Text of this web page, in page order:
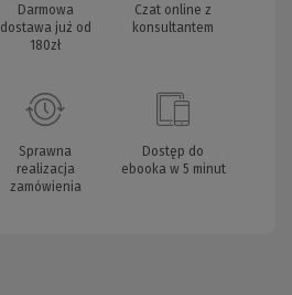
Darmowa
dostawa już od
180zł
Czat online z
konsultantem
Sprawna
realizacja
zamówienia
Dostęp do
ebooka w 5 minut